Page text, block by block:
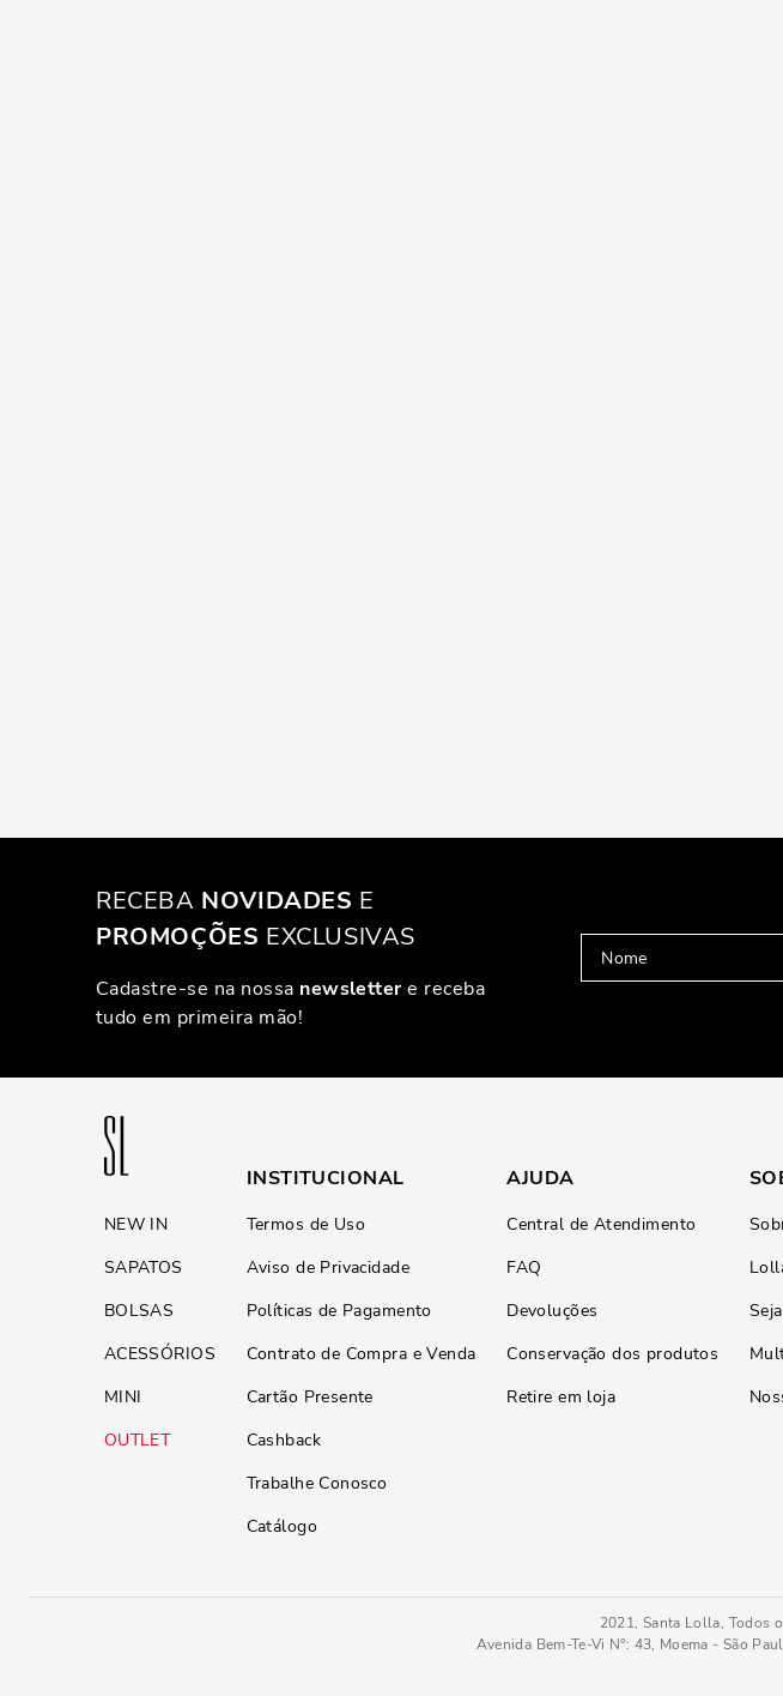
RECEBA NOVIDADES E
PROMOÇÕES EXCLUSIVAS
Cadastre-se na nossa newslettere receba
tudo em primeira mão!
NEW IN
SAPATOS
BOLSAS
ACESSÓRIOS
MINI
OUTLET
INSTITUCIONAL
Termos de Uso
Aviso de Privacidade
Políticas de Pagamento
Contrato de Compra e Venda
Cartão Presente
Cashback
Trabalhe Conosco
Catálogo
AJUDA
Central de Atendimento
FAQ
Devoluções
Conservação dos produtos
Retire em loja
2021, Santa Lolla, Todos
Avenida Bem-Te-Vi N°: 43, Moema - São